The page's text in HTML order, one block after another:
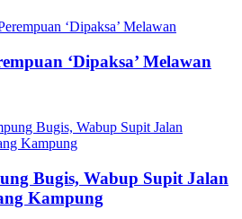
‘Dipaksa’ Melawan
Bugis, Wabup Supit Jalan
Kampung